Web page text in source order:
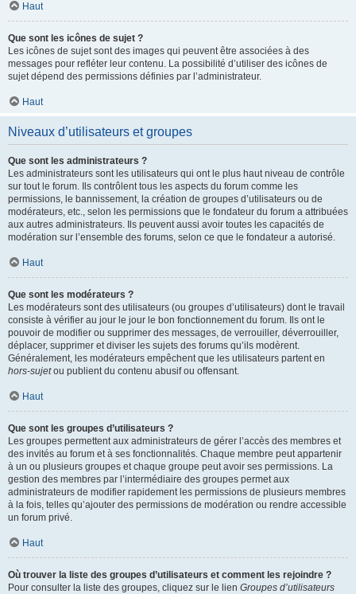
Haut
Que sont les icônes de sujet ?
Les icônes de sujet sont des images qui peuvent être associées à des
messages pour refléter leur contenu. La possibilité d’utiliser des icônes de
sujet dépend des permissions définies par l’administrateur.
Haut
Niveaux d’utilisateurs et groupes
Que sont les administrateurs ?
Les administrateurs sont les utilisateurs qui ont le plus haut niveau de contrôle
sur tout le forum. Ils contrôlent tous les aspects du forum comme les
permissions, le bannissement, la création de groupes d’utilisateurs ou de
modérateurs, etc., selon les permissions que le fondateur du forum a attribuées
aux autres administrateurs. Ils peuvent aussi avoir toutes les capacités de
modération sur l’ensemble des forums, selon ce que le fondateur a autorisé.
Haut
Que sont les modérateurs ?
Les modérateurs sont des utilisateurs (ou groupes d’utilisateurs) dont le travail
consiste à vérifier au jour le jour le bon fonctionnement du forum. Ils ont le
pouvoir de modifier ou supprimer des messages, de verrouiller, déverrouiller,
déplacer, supprimer et diviser les sujets des forums qu’ils modèrent.
Généralement, les modérateurs empêchent que les utilisateurs partent en
hors-sujetou publient du contenu abusif ou offensant.
Haut
Que sont les groupes d’utilisateurs ?
Les groupes permettent aux administrateurs de gérer l’accès des membres et
des invités au forum et à ses fonctionnalités. Chaque membre peut appartenir
à un ou plusieurs groupes et chaque groupe peut avoir ses permissions. La
gestion des membres par l’intermédiaire des groupes permet aux
administrateurs de modifier rapidement les permissions de plusieurs membres
à la fois, telles qu’ajouter des permissions de modération ou rendre accessible
un forum privé.
Haut
Où trouver la liste des groupes d’utilisateurs et comment les rejoindre ?
Pour consulter la liste des groupes, cliquez sur le lien Groupes d’utilisateurs